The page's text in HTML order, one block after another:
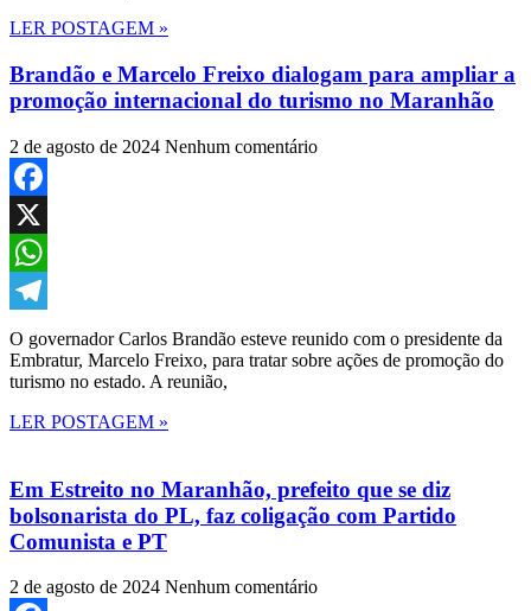
LER POSTAGEM »
Brandão e Marcelo Freixo dialogam para ampliar a
promoção internacional do turismo no Maranhão
2 de agosto de 2024 Nenhum comentário
Facebook
X
WhatsApp
Telegram
O governador Carlos Brandão esteve reunido com o presidente da
Embratur, Marcelo Freixo, para tratar sobre ações de promoção do
turismo no estado. A reunião,
LER POSTAGEM »
Em Estreito no Maranhão, prefeito que se diz
bolsonarista do PL, faz coligação com Partido
Comunista e PT
2 de agosto de 2024 Nenhum comentário